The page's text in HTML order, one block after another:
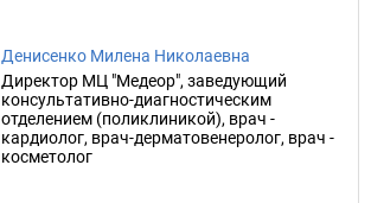
Денисенко Милена Николаевна
Директор МЦ "Медеор", заведующий
консультативно-диагностическим
отделением (поликлиникой), врач -
кардиолог, врач-дерматовенеролог, врач -
косметолог